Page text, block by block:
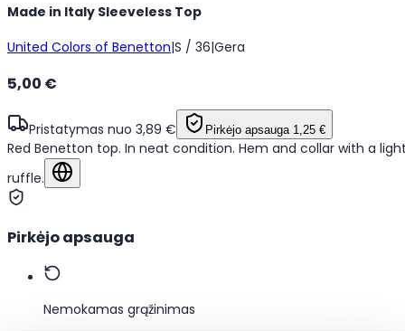
Made in Italy Sleeveless Top
United Colors of Benetton|S / 36|Gera
Red Benetton top. In neat condition. Hem and collar with a
ruffle.
5,00 €
Pristatymas nuo 3,89 € Pirkėjo apsauga 1,25 €
Pirkėjo apsauga
Nemokamas grąžinimas